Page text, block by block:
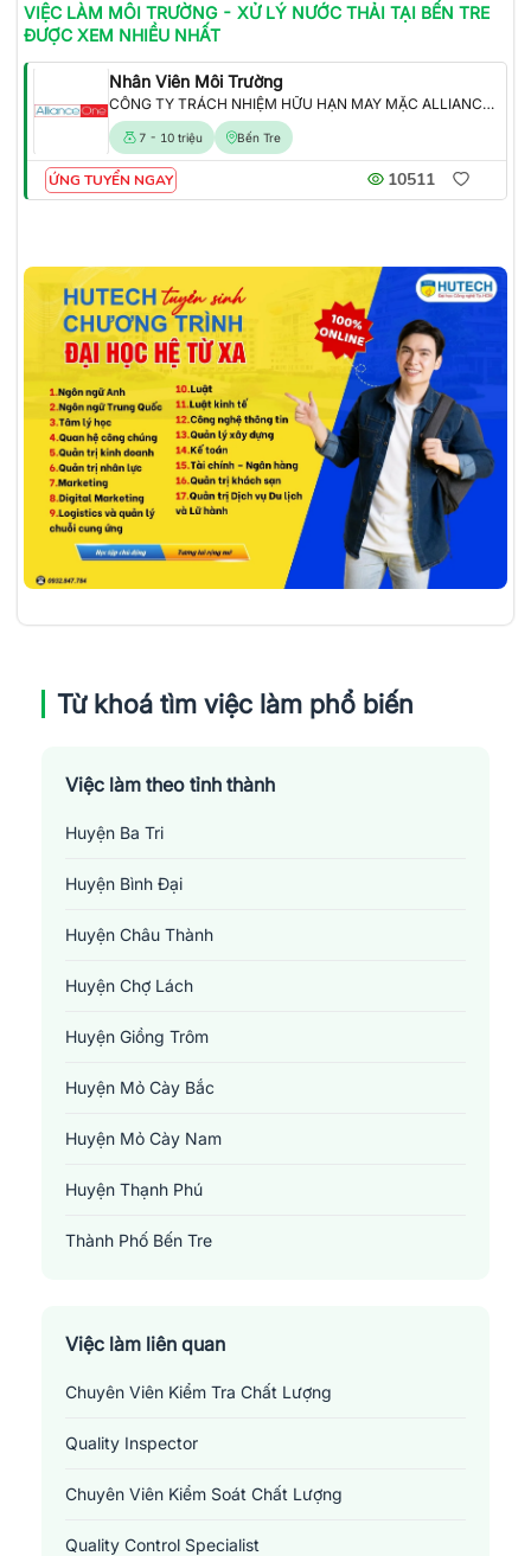
VIỆC LÀM MÔI TRƯỜNG - XỬ LÝ NƯỚC THẢI TẠI BẾN TRE
ĐƯỢC XEM NHIỀU NHẤT
Nhân Viên Môi Trường
CÔNG TY TRÁCH NHIỆM HỮU HẠN MAY MẶC ALLIANCE ONE
7 - 10 triệu Bến Tre
ỨNG TUYỂN NGAY 10511
Từ khoá tìm việc làm phổ biến
Việc làm theo tỉnh thành
Huyện Ba Tri
Huyện Bình Đại
Huyện Châu Thành
Huyện Chợ Lách
Huyện Giồng Trôm
Huyện Mỏ Cày Bắc
Huyện Mỏ Cày Nam
Huyện Thạnh Phú
Thành Phố Bến Tre
Việc làm liên quan
Chuyên Viên Kiểm Tra Chất Lượng
Quality Inspector
Chuyên Viên Kiểm Soát Chất Lượng
Quality Control Specialist